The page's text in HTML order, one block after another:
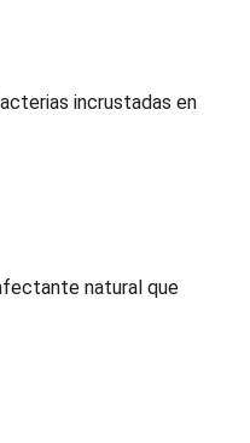
incrustadas en
natural que